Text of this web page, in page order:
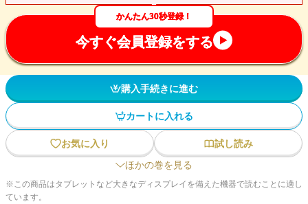
かんたん30秒登録！
今すぐ会員登録をする
購入手続きに進む
カートに入れる
お気に入り
試し読み
ほかの巻を見る
※この商品はタブレットなど大きなディスプレイを備えた機器で読むことに適し
ています。